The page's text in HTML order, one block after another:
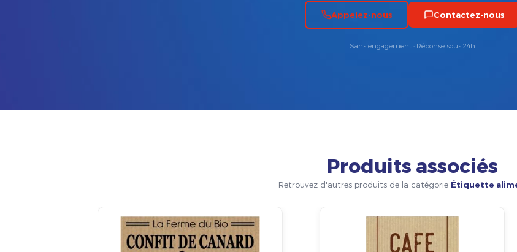
Appelez-nous Contactez-nous
Sans engagement · Réponse sous 24h
Produits associés
Retrouvez d'autres produits de la catégorie Étiquette